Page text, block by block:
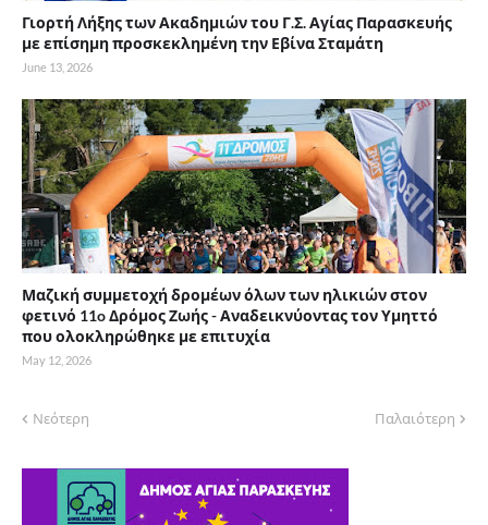
Γιορτή Λήξης των Ακαδημιών του Γ.Σ. Αγίας Παρασκευής
με επίσημη προσκεκλημένη την Εβίνα Σταμάτη
June 13, 2026
Μαζική συμμετοχή δρομέων όλων των ηλικιών στον
φετινό 11o Δρόμος Ζωής - Αναδεικνύοντας τον Υμηττό
που ολοκληρώθηκε με επιτυχία
May 12, 2026
Νεότερη Παλαιότερη